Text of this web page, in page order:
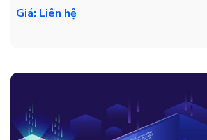
Giá: Liên hệ